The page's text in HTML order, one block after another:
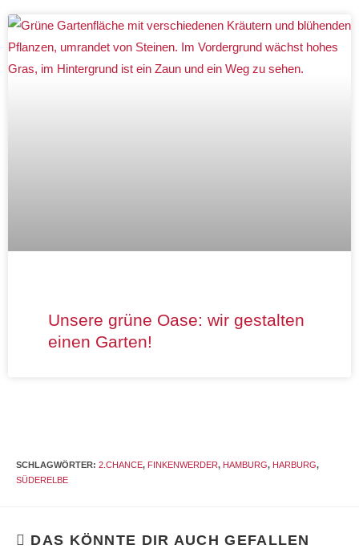
Unsere grüne Oase: wir gestalten
einen Garten!
SCHLAGWÖRTER: 2.CHANCE, FINKENWERDER, HAMBURG, HARBURG,
SÜDERELBE
DAS KÖNNTE DIR AUCH GEFALLEN